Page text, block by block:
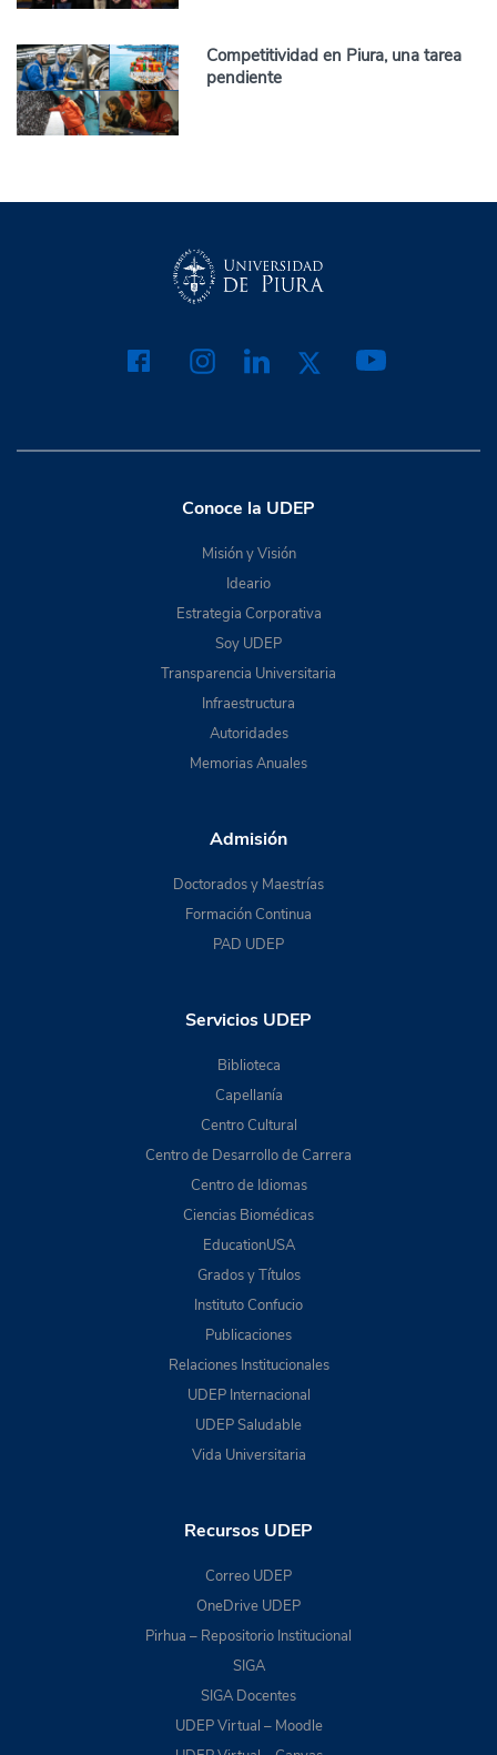
Competitividad en Piura, una tarea
pendiente
Conoce la UDEP
Misión y Visión
Ideario
Estrategia Corporativa
Soy UDEP
Transparencia Universitaria
Infraestructura
Autoridades
Memorias Anuales
Admisión
Doctorados y Maestrías
Formación Continua
PAD UDEP
Servicios UDEP
Biblioteca
Capellanía
Centro Cultural
Centro de Desarrollo de Carrera
Centro de Idiomas
Ciencias Biomédicas
EducationUSA
Grados y Títulos
Instituto Confucio
Publicaciones
Relaciones Institucionales
UDEP Internacional
UDEP Saludable
Vida Universitaria
Recursos UDEP
Correo UDEP
OneDrive UDEP
Pirhua – Repositorio Institucional
SIGA
SIGA Docentes
UDEP Virtual – Moodle